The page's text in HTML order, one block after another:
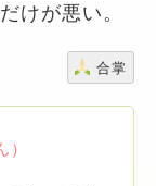
けが悪い。
合掌